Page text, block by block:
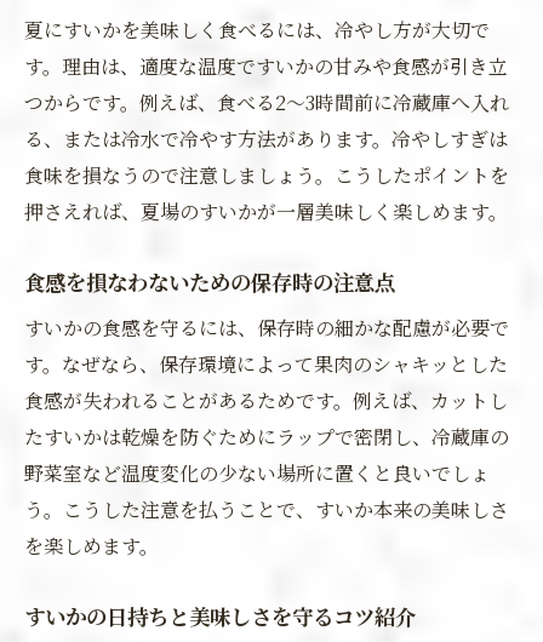
夏にすいかを美味しく食べるには、冷やし方が大切で
す。理由は、適度な温度ですいかの甘みや食感が引き立
つからです。例えば、食べる2～3時間前に冷蔵庫へ入れ
る、または冷水で冷やす方法があります。冷やしすぎは
食味を損なうので注意しましょう。こうしたポイントを
押さえれば、夏場のすいかが一層美味しく楽しめます。
食感を損なわないための保存時の注意点
すいかの食感を守るには、保存時の細かな配慮が必要で
す。なぜなら、保存環境によって果肉のシャキッとした
食感が失われることがあるためです。例えば、カットし
たすいかは乾燥を防ぐためにラップで密閉し、冷蔵庫の
野菜室など温度変化の少ない場所に置くと良いでしょ
う。こうした注意を払うことで、すいか本来の美味しさ
を楽しめます。
すいかの日持ちと美味しさを守るコツ紹介